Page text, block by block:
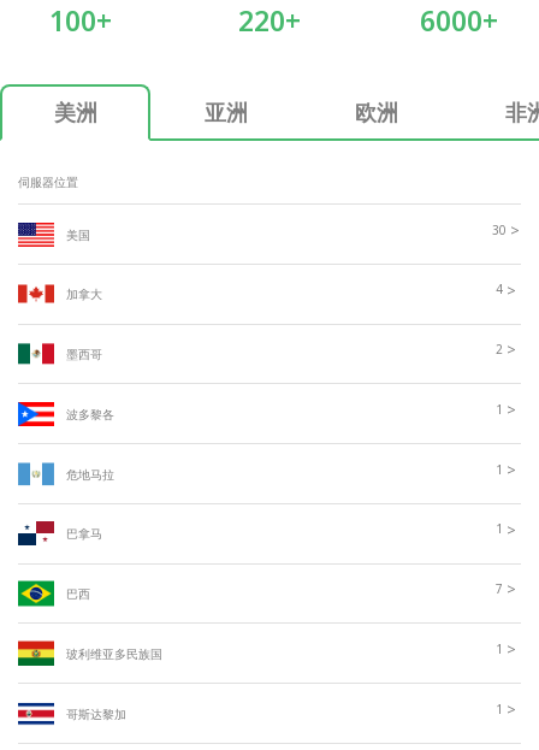
100+ 220+ 6000+
美洲 亚洲 欧洲 非
伺服器位置
美国 30 >
加拿大 4 >
墨西哥 2 >
波多黎各 1 >
危地马拉 1 >
巴拿马 1 >
巴西 7 >
玻利维亚多民族国 1 >
哥斯达黎加 1 >